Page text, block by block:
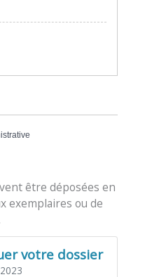
être déposées en
exemplaires ou de
votre dossier